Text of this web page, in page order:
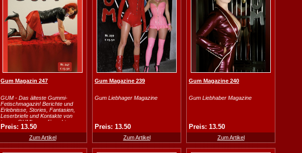
Gum Magazin 247
GUM - Das älteste Gummi-
Fetischmagazin! Berichte und
Erlebnisse, Stories, Fantasien,
Leserbriefe und Kontakte von
treuen GUMlesern für echte
Latexfa...
Preis: 13.50
Zum Artikel
Gum Magazine 239
Gum Liebhager Magazine
Preis: 13.50
Zum Artikel
Gum Magazine 240
Gum Liebhaber Magazine
Preis: 13.50
Zum Artikel